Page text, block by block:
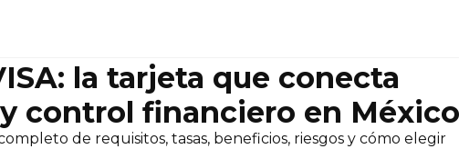
la tarjeta que conecta
control financiero en México
de requisitos, tasas, beneficios, riesgos y cómo elegir